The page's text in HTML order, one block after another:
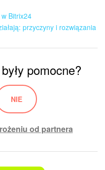
Bitrix24
przyczyny i rozwiązania
pomocne?
NIE
od partnera